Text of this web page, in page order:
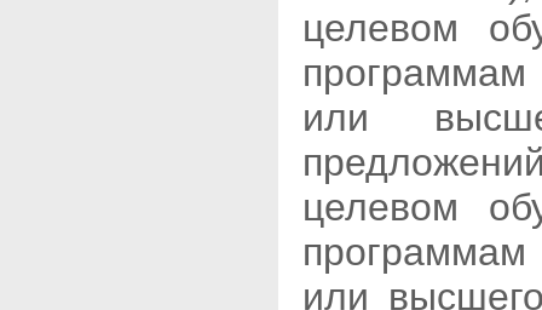
целевом
программам
или
целевом
программам
или